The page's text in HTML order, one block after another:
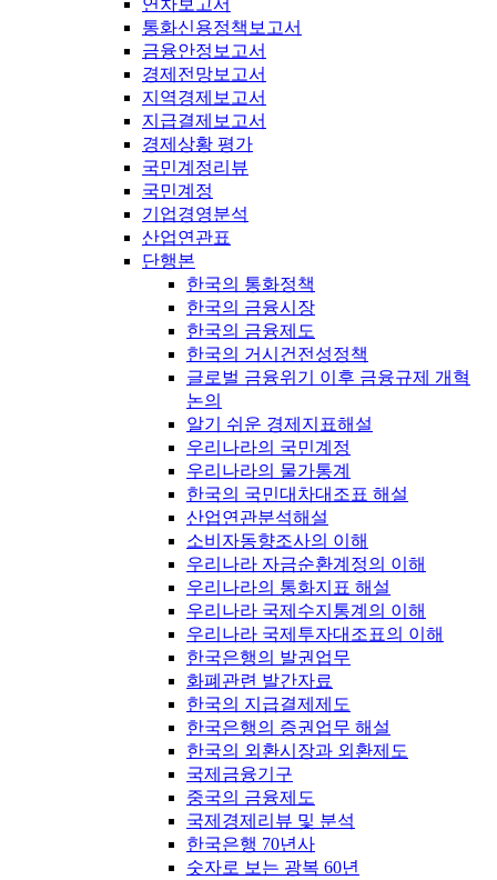
연차보고서
통화신용정책보고서
금융안정보고서
경제전망보고서
지역경제보고서
지급결제보고서
경제상황 평가
국민계정리뷰
국민계정
기업경영분석
산업연관표
단행본
한국의 통화정책
한국의 금융시장
한국의 금융제도
한국의 거시건전성정책
글로벌 금융위기 이후 금융규제 개혁
논의
알기 쉬운 경제지표해설
우리나라의 국민계정
우리나라의 물가통계
한국의 국민대차대조표 해설
산업연관분석해설
소비자동향조사의 이해
우리나라 자금순환계정의 이해
우리나라의 통화지표 해설
우리나라 국제수지통계의 이해
우리나라 국제투자대조표의 이해
한국은행의 발권업무
화폐관련 발간자료
한국의 지급결제제도
한국은행의 증권업무 해설
한국의 외환시장과 외환제도
국제금융기구
중국의 금융제도
국제경제리뷰 및 분석
한국은행 70년사
숫자로 보는 광복 60년